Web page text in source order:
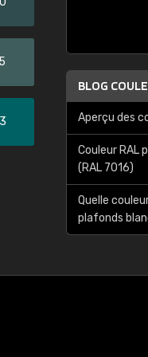
BLOG
Aperçu des
Couleur RAL
(RAL 7016)
Quelle
plafonds